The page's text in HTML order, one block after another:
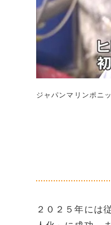
ジャパンマリンポニ
２０２５年には